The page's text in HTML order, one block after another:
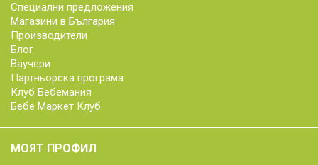
Специални предложения
Магазини в България
Производители
Блог
Ваучери
Партньорска програма
Клуб Бебемания
Бебе Маркет Клуб
МОЯТ ПРОФИЛ